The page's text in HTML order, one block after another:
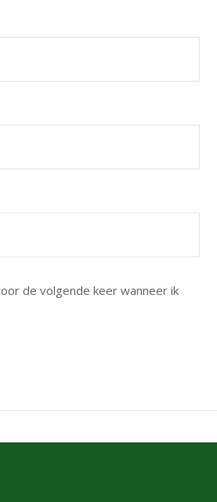
de volgende keer wanneer ik